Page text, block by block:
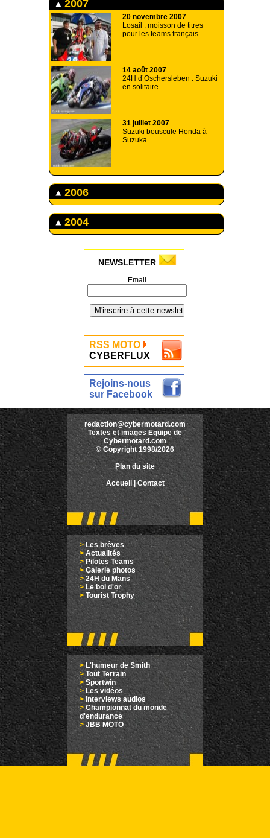
2007
20 novembre 2007
Losail : moisson de titres
pour les teams français
14 août 2007
24H d’Oschersleben : Suzuki
en solitaire
31 juillet 2007
Suzuki bouscule Honda à
Suzuka
2006
2004
NEWSLETTER
Email
RSS MOTO
CYBERFLUX
Rejoins-nous
sur Facebook
redaction@cybermotard.com
Textes et images Equipe de
Cybermotard.com
© Copyright 1998/2026
Plan du site
Accueil |Contact
>Les brèves
> Actualités
> Pilotes Teams
>Galerie photos
>24H du Mans
>Le bol d'or
> Tourist Trophy
>L'humeur de Smith
> Tout Terrain
> Sportwin
> Les vidéos
> Interviews audios
>Championnat du monde
d'endurance
> JBB MOTO